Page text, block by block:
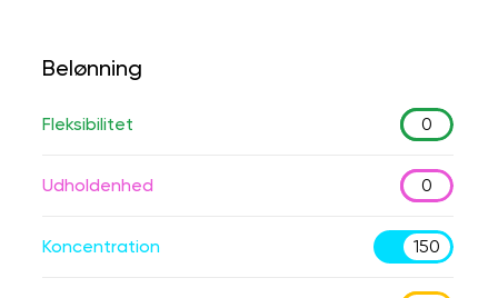
Belønning
Fleksibilitet 0
Udholdenhed 0
Koncentration 150